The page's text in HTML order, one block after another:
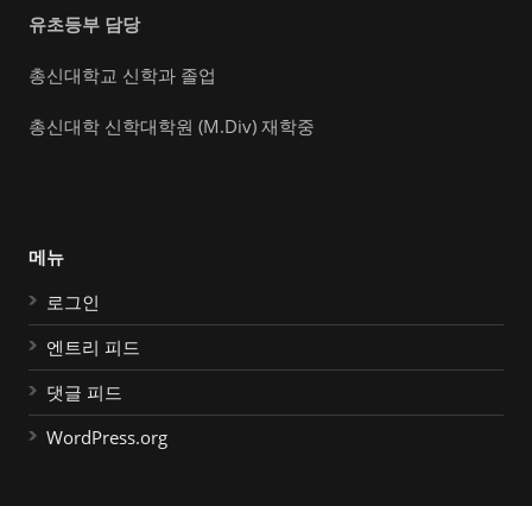
유초등부 담당
총신대학교 신학과 졸업
총신대학 신학대학원 (M.Div) 재학중
메뉴
로그인
엔트리 피드
댓글 피드
WordPress.org